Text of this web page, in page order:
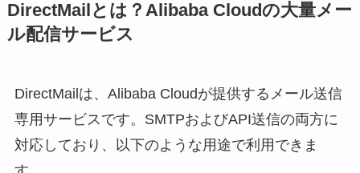
DirectMailとは？Alibaba Cloudの大量メー
ル配信サービス
DirectMailは、Alibaba Cloudが提供するメール送信
専用サービスです。SMTPおよびAPI送信の両方に
対応しており、以下のような用途で利用できま